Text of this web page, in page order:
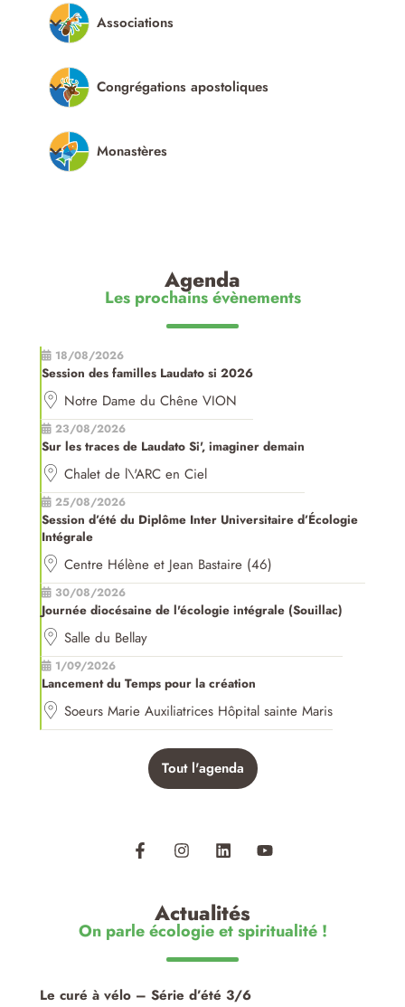
Associations
Congrégations apostoliques
Monastères
Agenda
Les prochains évènements
18/08/2026
Session des familles Laudato si 2026
Notre Dame du Chêne VION
23/08/2026
Sur les traces de Laudato Si', imaginer demain
Chalet de l\'ARC en Ciel
25/08/2026
Session d’été du Diplôme Inter Universitaire d’Écologie
Intégrale
Centre Hélène et Jean Bastaire (46)
30/08/2026
Journée diocésaine de l'écologie intégrale (Souillac)
Salle du Bellay
1/09/2026
Lancement du Temps pour la création
Soeurs Marie Auxiliatrices Hôpital sainte Maris
Tout l'agenda
Actualités
On parle écologie et spiritualité !
Le curé à vélo – Série d’été 3/6